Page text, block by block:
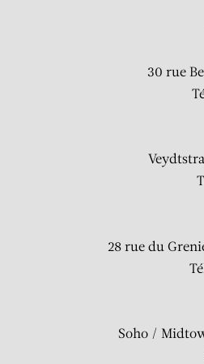
30 rue
28 rue du
Soho /